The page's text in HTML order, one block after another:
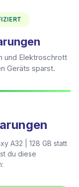
und Elektroschrott
Geräts sparst.
A32 | 128 GB statt
du diese